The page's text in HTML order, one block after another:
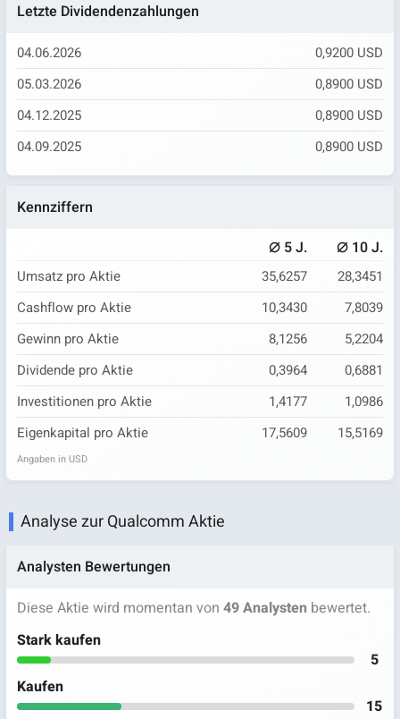
Letzte Dividendenzahlungen
04.06.2026
0,9200 USD
05.03.2026
0,8900 USD
04.12.2025
0,8900 USD
04.09.2025
0,8900 USD
Kennziffern
⌀ 5 J. ⌀ 10 J.
Umsatz pro Aktie 35,6257
28,3451
Cashflow pro Aktie
10,3430
7,8039
Gewinn pro Aktie
8,1256
5,2204
Dividende pro Aktie
0,3964
0,6881
Investitionen pro Aktie
1,4177
1,0986
Eigenkapital pro Aktie
17,5609 15,5169
Angaben in USD
Analyse zur Qualcomm Aktie
Analysten Bewertungen
Diese Aktie wird momentan von 49 Analysten bewertet.
Stark kaufen
5
Kaufen
15